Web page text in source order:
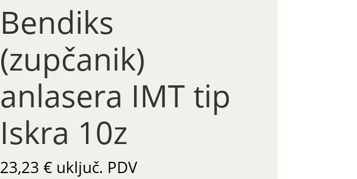
Bendiks
(zupčanik)
anlasera IMT tip
Iskra 10z
23,23 € uključ. PDV